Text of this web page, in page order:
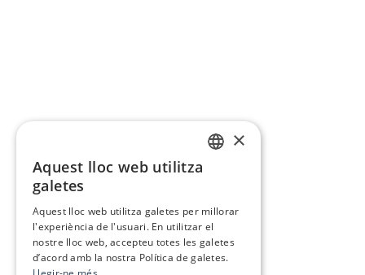
×
Aquest lloc web utilitza
galetes
Aquest lloc web utilitza galetes per millorar
l'experiència de l'usuari. En utilitzar el
nostre lloc web, accepteu totes les galetes
d’acord amb la nostra Política de galetes.